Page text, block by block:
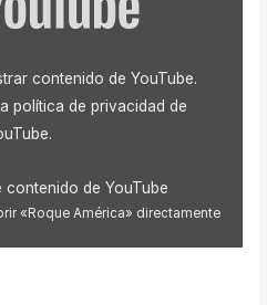
contenido de YouTube.
política de privacidad de
.
contenido de YouTube
«Roque América» directamente